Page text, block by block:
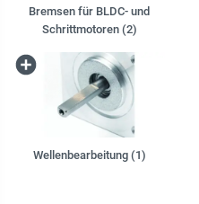
Bremsen für BLDC- und
Schrittmotoren (2)
Wellenbearbeitung (1)